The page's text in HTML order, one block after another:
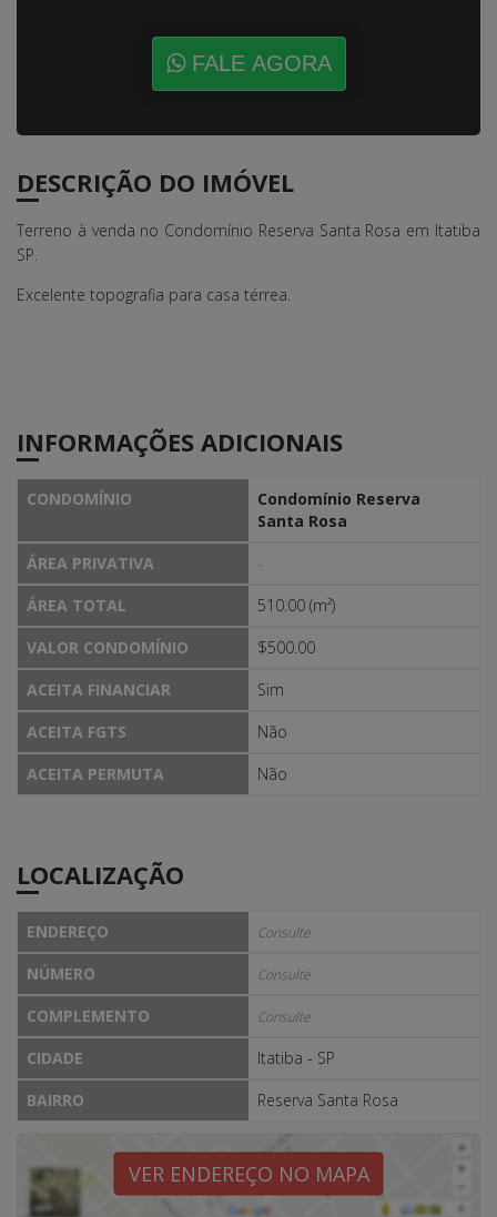
FALE AGORA
DESCRIÇÃO DO IMÓVEL
Terreno à venda no Condomínio Reserva Santa Rosa em Itatiba
SP.
Excelente topografia para casa térrea.
INFORMAÇÕES ADICIONAIS
CONDOMÍNIO
Condomínio Reserva
Santa Rosa
ÁREA PRIVATIVA
-
ÁREA TOTAL
510.00 (m²)
VALOR CONDOMÍNIO
$500.00
ACEITA FINANCIAR
Sim
ACEITA FGTS
Não
ACEITA PERMUTA
Não
LOCALIZAÇÃO
ENDEREÇO Consulte
NÚMERO Consulte
COMPLEMENTO Consulte
CIDADE
Itatiba - SP
BAIRRO
Reserva Santa Rosa
VER ENDEREÇO NO MAPA